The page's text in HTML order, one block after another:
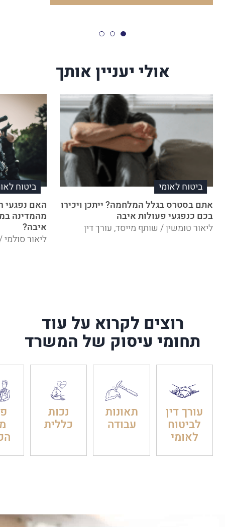
אולי יעניין אותך
ביטוח לאומי
אתם בסטרס בגלל המלחמה? ייתכן ויכירו
בכם כנפגעי פעולות איבה
ליאור טומשין / שותף מייסד, עורך דין
ביטוח
האם נפגעי
מהמדינה
איבה?
ליאור
רוצים לקרוא על עוד
תחומי עיסוק של המשרד
עורך דין
לביטוח
לאומי
תאונות
עבודה
נכות
כללית